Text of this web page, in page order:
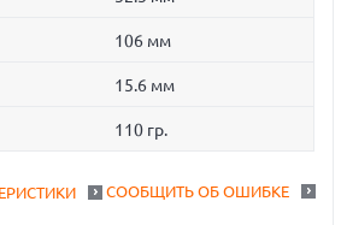
106 мм
15.6 мм
110 гр.
СООБЩИТЬ ОБ ОШИБКЕ